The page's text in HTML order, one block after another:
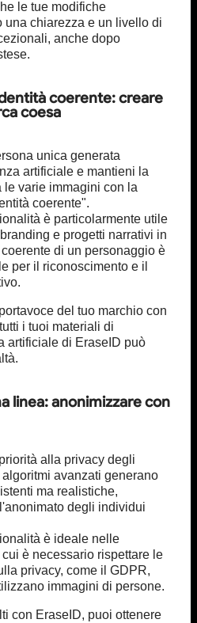
le tue modifiche
una chiarezza e un livello di
anche dopo
coerente: creare
coesa
unica generata
artificiale e mantieni la
le varie immagini con la
coerente".
è particolarmente utile
e progetti narrativi in
di un personaggio è
per il riconoscimento e il
del tuo marchio con
i tuoi materiali di
artificiale di EraseID può
linea: anonimizzare con
alla privacy degli
algoritmi avanzati generano
ma realistiche,
degli individui
è ideale nelle
è necessario rispettare le
privacy, come il GDPR,
immagini di persone.
con EraseID, puoi ottenere